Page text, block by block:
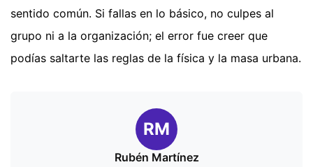
sentido común. Si fallas en lo básico, no culpes al
grupo ni a la organización; el error fue creer que
podías saltarte las reglas de la física y la masa urbana.
RM
Rubén Martínez